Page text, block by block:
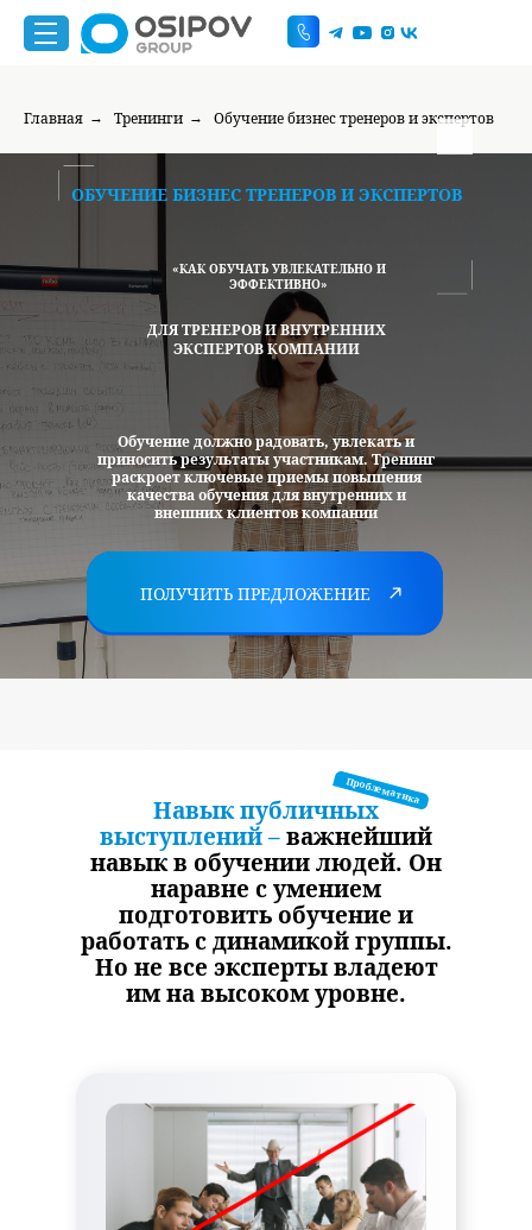
do@osipovgroup.ru
+7 999
444 85 96
График работы
пн-пт 9:00-20:00
г. Москва, ул. Большая
Андроньевская, д. 23
Главная → Тренинги → Обучение бизнес тренеров и экспертов
«КАК ОБУЧАТЬ УВЛЕКАТЕЛЬНО И
ЭФФЕКТИВНО»
ДЛЯ ТРЕНЕРОВ И ВНУТРЕННИХ
ЭКСПЕРТОВ КОМПАНИИ
Обучение должно радовать, увлекать и
приносить результаты участникам. Тренинг
раскроет ключевые приемы повышения
качества обучения для внутренних и
внешних клиентов компании
ОБУЧЕНИЕ БИЗНЕС ТРЕНЕРОВ И ЭКСПЕРТОВ
ПОЛУЧИТЬ ПРЕДЛОЖЕНИЕ
Навык публичных
выступлений –важнейший
навык в обучении людей. Он
наравне с умением
подготовить обучение и
работать с динамикой группы.
Но не все эксперты владеют
им на высоком уровне.
Проблематика